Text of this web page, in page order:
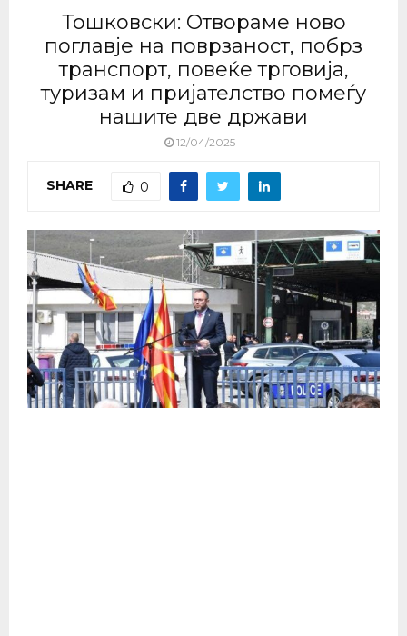
Тошковски: Отвораме ново
поглавје на поврзаност, побрз
транспорт, повеќе трговија,
туризам и пријателство помеѓу
нашите две држави
12/04/2025
SHARE 0